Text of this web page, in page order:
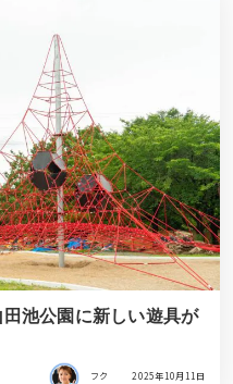
田池公園に新しい遊具が
フク 2025年10月11日